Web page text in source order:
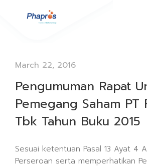
March 22, 2016
Pengumuman Rapat
Pemegang Saham PT
Tbk Tahun Buku 2015
Sesuai ketentuan Pasal 13 Ayat 4
Perseroan serta memperhatikan